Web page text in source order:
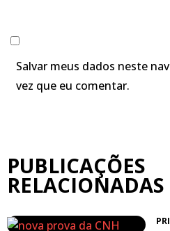
Salvar meus dados neste
vez que eu comentar.
PUBLICAÇÕES
RELACIONADAS